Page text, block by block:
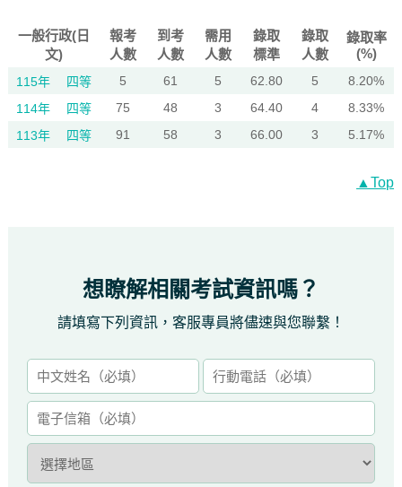
一般行政(日
文)
報考
人數
到考
人數
需用
人數
錄取
標準
錄取
人數
錄取率
(%)
115年 四等 5 61 5 62.80 5
8.20%
114年
四等 75 48 3 64.40 4
8.33%
113年
四等 91 58 3 66.00 3 5.17%
▲Top
想瞭解相關考試資訊嗎？
請填寫下列資訊，客服專員將儘速與您聯繫！